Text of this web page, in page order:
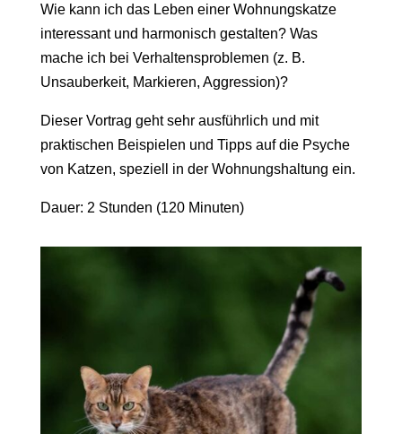
Wie kann ich das Leben einer Wohnungskatze
interessant und harmonisch gestalten? Was
mache ich bei Verhaltensproblemen (z. B.
Unsauberkeit, Markieren, Aggression)?
Dieser Vortrag geht sehr ausführlich und mit
praktischen Beispielen und Tipps auf die Psyche
von Katzen, speziell in der Wohnungshaltung ein.
Dauer: 2 Stunden (120 Minuten)